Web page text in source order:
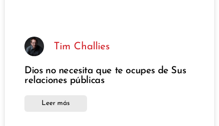
Tim Challies
Dios no necesita que te ocupes de Sus
relaciones públicas
Leer más